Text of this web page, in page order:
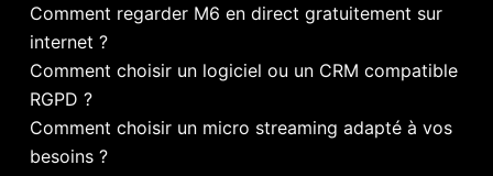
Comment regarder M6 en direct gratuitement sur
internet ?
Comment choisir un logiciel ou un CRM compatible
RGPD ?
Comment choisir un micro streaming adapté à vos
besoins ?